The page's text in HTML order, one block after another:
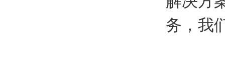
务，我